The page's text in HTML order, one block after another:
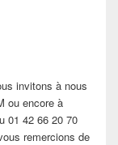
invitons à nous
ou encore à
01 42 66 20 70
remercions de